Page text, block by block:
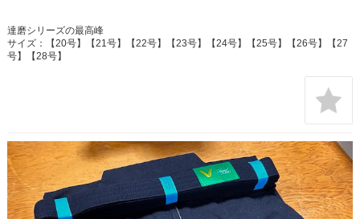
達磨シリーズの最高峰
サイズ：【20号】【21号】【22号】【23号】【24号】【25号】【26号】【27
号】【28号】